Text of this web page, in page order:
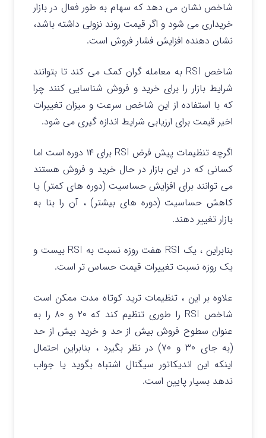
شاخص نشان می دهد که سهام به طور فعال در بازار
خریداری می شود و اگر قیمت روند نزولی داشته باشد،
نشان دهنده افزایش فشار فروش است.
شاخص RSI به معامله گران کمک می کند تا بتوانند
شرایط بازار را برای خرید و فروش شناسایی کنند چرا
که با استفاده از این شاخص سرعت و میزان تغییرات
اخیر قیمت برای ارزیابی شرایط اندازه گیری می شود.
اگرچه تنظیمات پیش فرض RSI برای ۱۴ دوره است اما
کسانی که در این بازار در حال خرید و فروش هستند
می توانند برای افزایش حساسیت (دوره های کمتر) یا
کاهش حساسیت (دوره های بیشتر) ، آن را بنا به
بازار تغییر دهند.
بنابراین ، یک RSI هفت روزه نسبت به RSI بیست و
یک روزه نسبت تغییرات قیمت حساس تر است.
علاوه بر این ، تنظیمات ترید کوتاه مدت ممکن است
شاخص RSI را طوری تنظیم کند که ۲۰ و ۸۰ را به
عنوان سطوح فروش بیش از حد و خرید بیش از حد
(به جای ۳۰ و ۷۰) در نظر بگیرد ، بنابراین احتمال
اینکه این اندیکاتور سیگنال اشتباه بگوید یا جواب
ندهد بسیار پایین است.